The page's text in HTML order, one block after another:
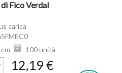
Fico Verdal
carica
100 unità
12,19 €